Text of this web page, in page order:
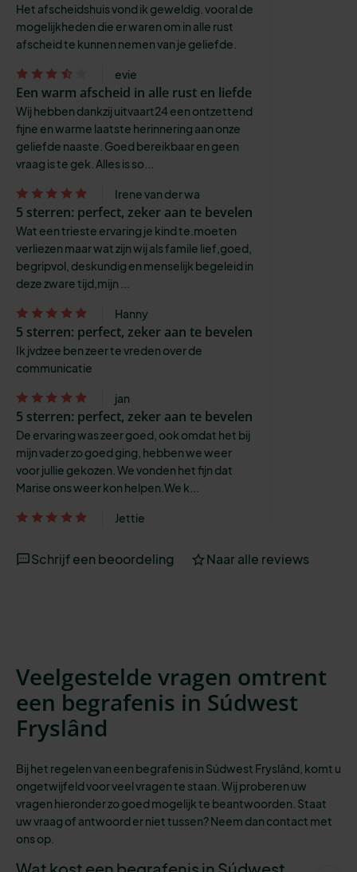
Het afscheidshuis vond ik geweldig. vooral de
mogelijkheden die er waren om in alle rust
afscheid te kunnen nemen van je geliefde.
evie
Een warm afscheid in alle rust en liefde
Wij hebben dankzij uitvaart24 een ontzettend
fijne en warme laatste herinnering aan onze
geliefde naaste. Goed bereikbaar en geen
vraag is te gek. Alles is so...
Irene van der wa
5 sterren: perfect, zeker aan te bevelen
Wat een trieste ervaring je kind te.moeten
verliezen maar wat zijn wij als famile lief,goed,
begripvol, deskundig en menselijk begeleid in
deze zware tijd,mijn ...
Hanny
5 sterren: perfect, zeker aan te bevelen
Ik jvdzee ben zeer te vreden over de
communicatie
jan
5 sterren: perfect, zeker aan te bevelen
De ervaring was zeer goed, ook omdat het bij
mijn vader zo goed ging, hebben we weer
voor jullie gekozen. We vonden het fijn dat
Marise ons weer kon helpen.We k...
Jettie
Schrijf een beoordeling Naar alle reviews
Veelgestelde vragen omtrent
een begrafenis in Súdwest
Fryslând
Bij het regelen van een begrafenis in Súdwest Fryslând, komt u
ongetwijfeld voor veel vragen te staan. Wij proberen uw
vragen hieronder zo goed mogelijk te beantwoorden. Staat
uw vraag of antwoord er niet tussen? Neem dan contact met
ons op.